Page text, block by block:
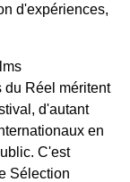
d'expériences,
du Réel méritent
d'autant
en
C'est
Sélection